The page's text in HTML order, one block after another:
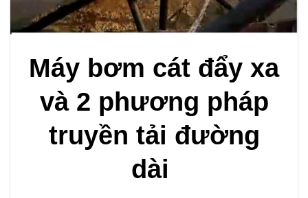
Máy bơm cát đẩy xa
và 2 phương pháp
truyền tải đường
dài